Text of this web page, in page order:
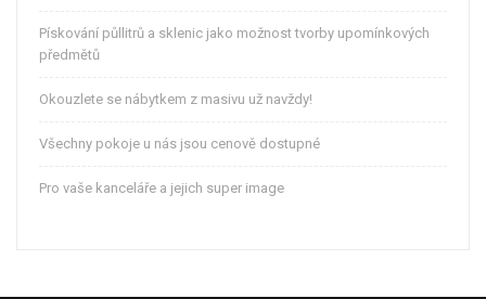
Pískování půllitrů a sklenic jako možnost tvorby upomínkových
předmětů
Okouzlete se nábytkem z masivu už navždy!
Všechny pokoje u nás jsou cenově dostupné
Pro vaše kanceláře a jejich super image